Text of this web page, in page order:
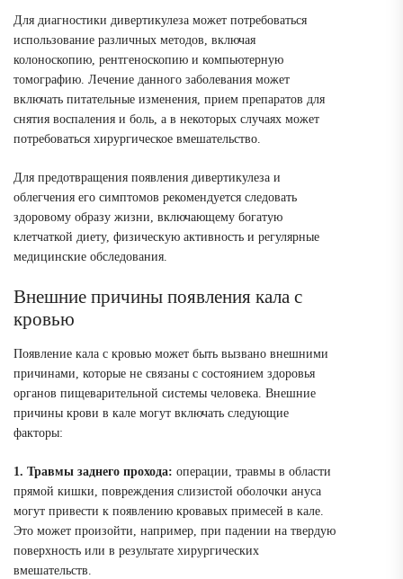
Для диагностики дивертикулеза может потребоваться
использование различных методов, включая
колоноскопию, рентгеноскопию и компьютерную
томографию. Лечение данного заболевания может
включать питательные изменения, прием препаратов для
снятия воспаления и боль, а в некоторых случаях может
потребоваться хирургическое вмешательство.
Для предотвращения появления дивертикулеза и
облегчения его симптомов рекомендуется следовать
здоровому образу жизни, включающему богатую
клетчаткой диету, физическую активность и регулярные
медицинские обследования.
Внешние причины появления кала с
кровью
Появление кала с кровью может быть вызвано внешними
причинами, которые не связаны с состоянием здоровья
органов пищеварительной системы человека. Внешние
причины крови в кале могут включать следующие
факторы:
1. Травмы заднего прохода: операции, травмы в области
прямой кишки, повреждения слизистой оболочки ануса
могут привести к появлению кровавых примесей в кале.
Это может произойти, например, при падении на твердую
поверхность или в результате хирургических
вмешательств.